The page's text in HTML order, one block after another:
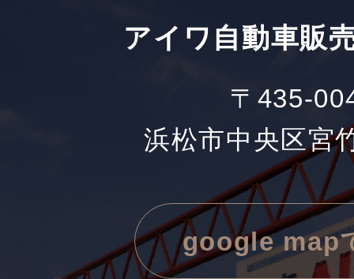
アイワ自動車販
〒435-
浜松市中央区宮
google map